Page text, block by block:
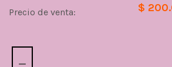
Precio de venta: $